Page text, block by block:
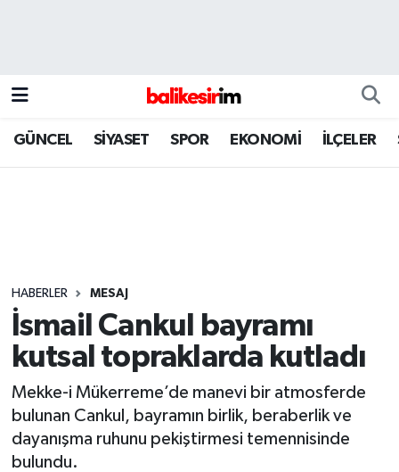
GÜNCEL SİYASET SPOR EKONOMİ İLÇELER
HABERLER MESAJ
İsmail Cankul bayramı
kutsal topraklarda kutladı
Mekke-i Mükerreme’de manevi bir atmosferde
bulunan Cankul, bayramın birlik, beraberlik ve
dayanışma ruhunu pekiştirmesi temennisinde
bulundu.